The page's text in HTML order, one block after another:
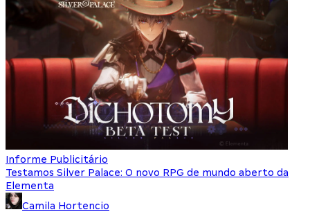
Informe Publicitário
Testamos Silver Palace: O novo RPG de mundo aberto da
Elementa
Camila Hortencio